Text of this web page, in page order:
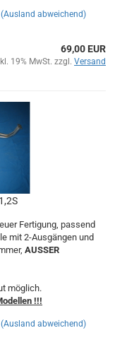
(Ausland abweichend)
69,00 EUR
19% MwSt. zzgl. Versand
Fertigung, passend
mit 2-Ausgängen und
AUSSER
möglich.
!!!
(Ausland abweichend)